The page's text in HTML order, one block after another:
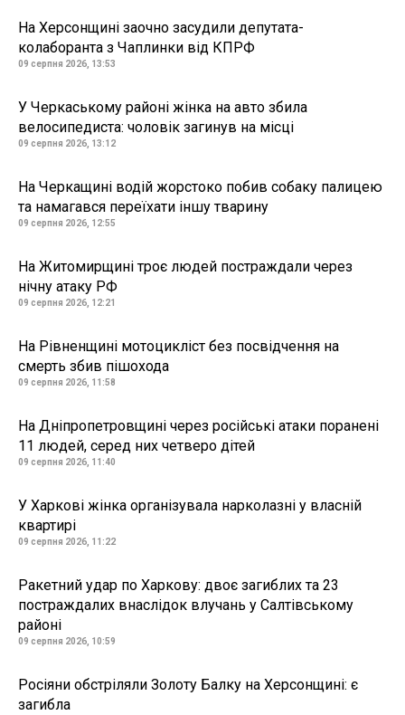
На Херсонщині заочно засудили депутата-
колаборанта з Чаплинки від КПРФ
09 серпня 2026, 13:53
У Черкаському районі жінка на авто збила
велосипедиста: чоловік загинув на місці
09 серпня 2026, 13:12
На Черкащині водій жорстоко побив собаку палицею
та намагався переїхати іншу тварину
09 серпня 2026, 12:55
На Житомирщині троє людей постраждали через
нічну атаку РФ
09 серпня 2026, 12:21
На Рівненщині мотоцикліст без посвідчення на
смерть збив пішохода
09 серпня 2026, 11:58
На Дніпропетровщині через російські атаки поранені
11 людей, серед них четверо дітей
09 серпня 2026, 11:40
У Харкові жінка організувала нарколазні у власній
квартирі
09 серпня 2026, 11:22
Ракетний удар по Харкову: двоє загиблих та 23
постраждалих внаслідок влучань у Салтівському
районі
09 серпня 2026, 10:59
Росіяни обстріляли Золоту Балку на Херсонщині: є
загибла